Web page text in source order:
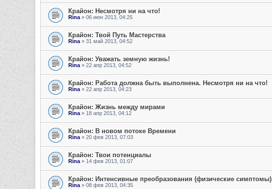
Крайон: Несмотря ни на что!
Rina » 06 июн 2013, 04:25
Крайон: Твой Путь Мастерства
Rina » 31 май 2013, 04:52
Крайон: Уважать земную жизнь!
Rina » 22 апр 2013, 04:52
Крайон: Работа должна быть выполнена. Несмотря ни на что!
Rina » 22 апр 2013, 04:23
Крайон: Жизнь между мирами
Rina » 18 апр 2013, 04:12
Крайон: В новом потоке Времени
Rina » 20 фев 2013, 07:03
Крайон: Твои потенциалы
Rina » 14 фев 2013, 01:07
Крайон: Интенсивные преобразования (физические симптомы)
Rina » 08 фев 2013, 04:35